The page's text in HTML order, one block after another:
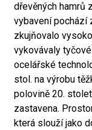
dřevěných hamrů
vybavení pochází
zkujňovalo
vykovávaly
ocelářské
stol. na výrobu
polovině 20.
zastavena.
která slouží jako